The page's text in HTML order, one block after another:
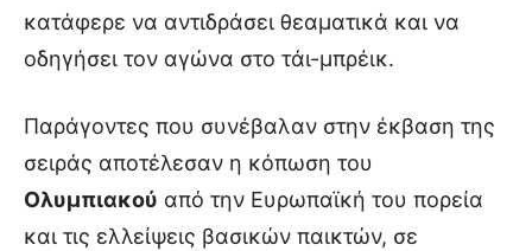
κατάφερε να αντιδράσει θεαματικά και να
οδηγήσει τον αγώνα στο τάι-μπρέικ.
Παράγοντες που συνέβαλαν στην έκβαση της
σειράς αποτέλεσαν η κόπωση του
Ολυμπιακού από την Ευρωπαϊκή του πορεία
και τις ελλείψεις βασικών παικτών, σε